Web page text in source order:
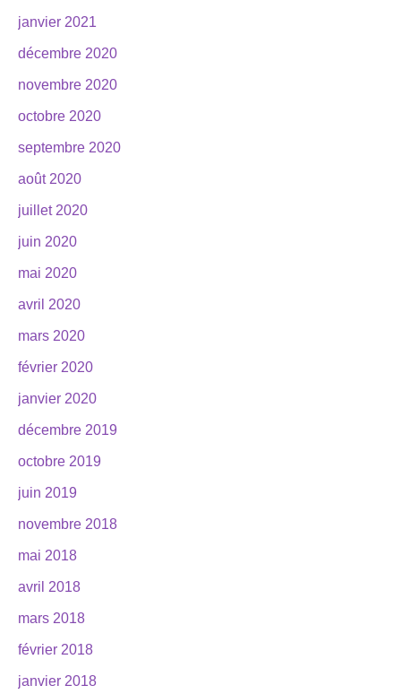
janvier 2021
décembre 2020
novembre 2020
octobre 2020
septembre 2020
août 2020
juillet 2020
juin 2020
mai 2020
avril 2020
mars 2020
février 2020
janvier 2020
décembre 2019
octobre 2019
juin 2019
novembre 2018
mai 2018
avril 2018
mars 2018
février 2018
janvier 2018